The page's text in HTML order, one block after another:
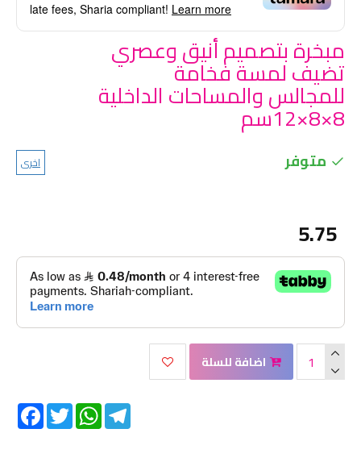
late fees, Sharia compliant! Learn more
مبخرة بتصميم أنيق وعصري
تضيف لمسة فخامة
للمجالس والمساحات الداخلية
8×8×12سم
متوفر اخرى
5.75
اضافة للسلة
Twitter
WhatsAppTelegram